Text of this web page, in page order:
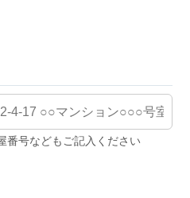
番号などもご記入ください